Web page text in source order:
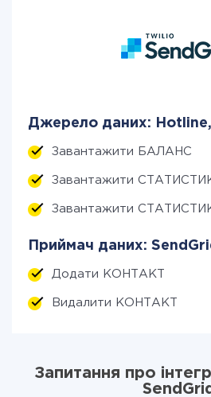
Джерело даних: Hotline,
Завантажити БАЛАНС
Завантажити
Завантажити
Приймач даних:
Додати КОНТАКТ
Видалити КОНТАКТ
Запитання про
SendGrid